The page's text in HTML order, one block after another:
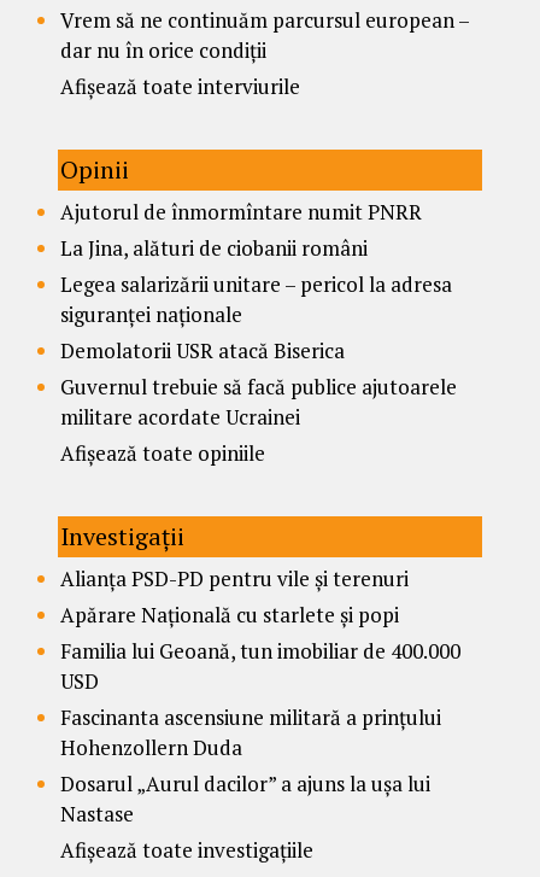
Vrem să ne continuăm parcursul european –
dar nu în orice condiții
Afișează toate interviurile
Opinii
Ajutorul de înmormîntare numit PNRR
La Jina, alături de ciobanii români
Legea salarizării unitare – pericol la adresa
siguranței naționale
Demolatorii USR atacă Biserica
Guvernul trebuie să facă publice ajutoarele
militare acordate Ucrainei
Afișează toate opiniile
Investigații
Alianța PSD-PD pentru vile și terenuri
Apărare Națională cu starlete și popi
Familia lui Geoană, tun imobiliar de 400.000
USD
Fascinanta ascensiune militară a prințului
Hohenzollern Duda
Dosarul „Aurul dacilor” a ajuns la ușa lui
Nastase
Afișează toate investigațiile